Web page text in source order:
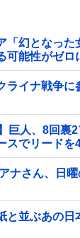
「幻となっ
能性がゼロ
ライナ戦争に
巨人、8回裏
スでリードを
ナさん、日
と並ぶあの日